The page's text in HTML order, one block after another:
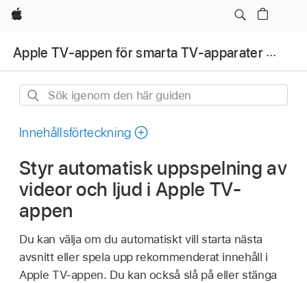
Apple
Apple TV-appen för smarta TV-apparater och andra enheter
Sök
den
guiden
Innehållsförteckning
Styr automatisk uppspelning av
videor och ljud i Apple TV-
appen
Du kan välja om du automatiskt vill starta nästa
avsnitt eller spela upp rekommenderat innehåll i
Apple TV-appen. Du kan också slå på eller stänga